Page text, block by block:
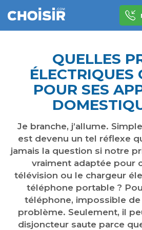
QUELLES
ÉLECTRIQUES
POUR SES
Je branche, j’allume.
est devenu un tel réflexe
jamais la question si notre
vraiment adaptée pour
télévision ou le chargeur
téléphone portable ?
téléphone, impossible
problème. Seulement, il
disjoncteur saute parce